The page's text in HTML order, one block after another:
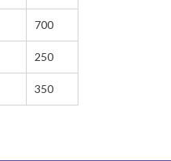
700
250
350